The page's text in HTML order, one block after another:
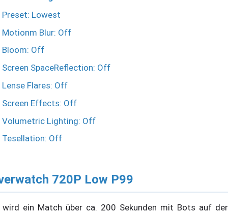
Preset: Lowest
Motionm Blur: Off
Bloom: Off
Screen SpaceReflection: Off
Lense Flares: Off
Screen Effects: Off
Volumetric Lighting: Off
Tesellation: Off
720P Low P99
wird ein Match über ca. 200 Sekunden mit Bots auf der